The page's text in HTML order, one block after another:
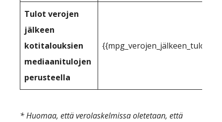
Tulot verojen
jälkeen
kotitalouksien
mediaanitulojen
perusteella
* Huomaa, että verolaskelmissa oletetaan, että